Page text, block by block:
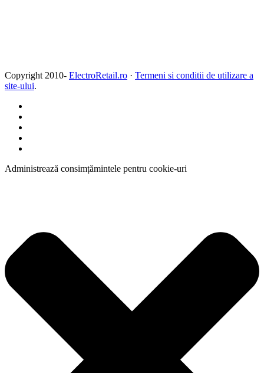
Copyright 2010- ElectroRetail.ro · Termeni si conditii de utilizare a
site-ului.
Administrează consimțămintele pentru cookie-uri